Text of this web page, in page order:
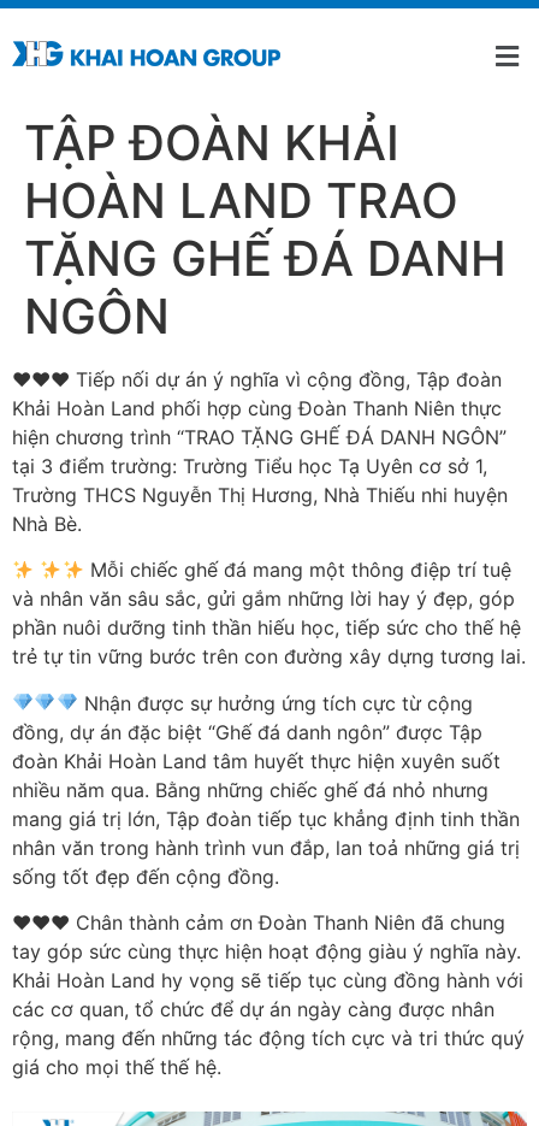
TẬP ĐOÀN KHẢI
HOÀN LAND TRAO
TẶNG GHẾ ĐÁ DANH
NGÔN
♥️♥️♥️ Tiếp nối dự án ý nghĩa vì cộng đồng, Tập đoàn
Khải Hoàn Land phối hợp cùng Đoàn Thanh Niên thực
hiện chương trình “TRAO TẶNG GHẾ ĐÁ DANH NGÔN”
tại 3 điểm trường: Trường Tiểu học Tạ Uyên cơ sở 1,
Trường THCS Nguyễn Thị Hương, Nhà Thiếu nhi huyện
Nhà Bè.
Mỗi chiếc ghế đá mang một thông điệp trí tuệ
và nhân văn sâu sắc, gửi gắm những lời hay ý đẹp, góp
phần nuôi dưỡng tinh thần hiếu học, tiếp sức cho thế hệ
trẻ tự tin vững bước trên con đường xây dựng tương lai.
Nhận được sự hưởng ứng tích cực từ cộng
đồng, dự án đặc biệt “Ghế đá danh ngôn” được Tập
đoàn Khải Hoàn Land tâm huyết thực hiện xuyên suốt
nhiều năm qua. Bằng những chiếc ghế đá nhỏ nhưng
mang giá trị lớn, Tập đoàn tiếp tục khẳng định tinh thần
nhân văn trong hành trình vun đắp, lan toả những giá trị
sống tốt đẹp đến cộng đồng.
♥️♥️♥️ Chân thành cảm ơn Đoàn Thanh Niên đã chung
tay góp sức cùng thực hiện hoạt động giàu ý nghĩa này.
Khải Hoàn Land hy vọng sẽ tiếp tục cùng đồng hành với
các cơ quan, tổ chức để dự án ngày càng được nhân
rộng, mang đến những tác động tích cực và tri thức quý
giá cho mọi thế thế hệ.